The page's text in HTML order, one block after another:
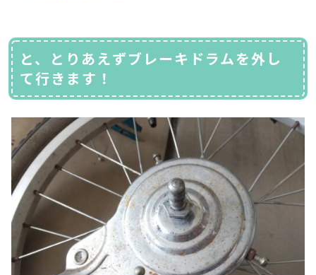
と、とりあえずブレーキドラムを外し
て行きます！